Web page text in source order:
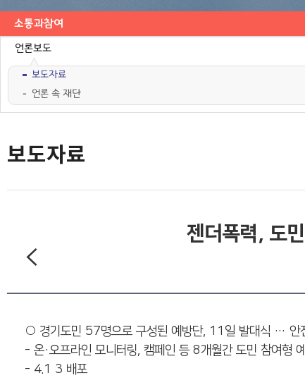
소통과참여
공지사항
채용공고
모집/행사
카드뉴스
언론보도
보도자료
언론 속 재단
보도자료
젠더폭력, 도
○ 경기도민 57명으로 구성된 예방단, 11일 발대식 … 안전
- 온·오프라인 모니터링, 캠페인 등 8개월간 도민 참여형
- 4.1 3 배포